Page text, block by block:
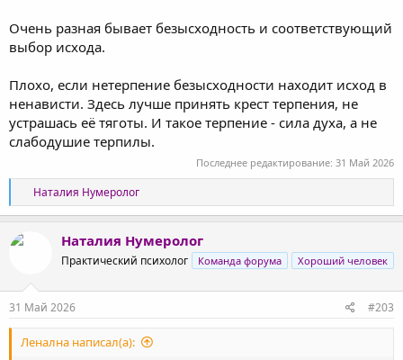
Очень разная бывает безысходность и соответствующий
выбор исхода.
Плохо, если нетерпение безысходности находит исход в
ненависти. Здесь лучше принять крест терпения, не
устрашась её тяготы. И такое терпение - сила духа, а не
слабодушие терпилы.
Последнее редактирование: 31 Май 2026
Р
е
а
:
Наталия Нумеролог
Наталия Нумеролог
Практический психолог Команда форума Хороший человек
31 Май 2026 #203
Ленална написал(а):